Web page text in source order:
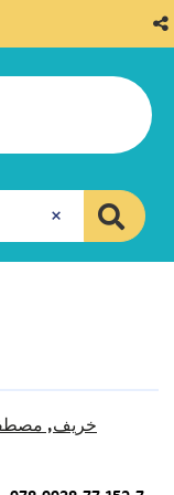
خريف, مصطفى 1910-